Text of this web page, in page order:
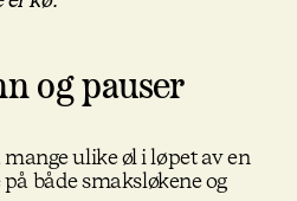
og pauser
ulike øl i løpet av en
både smaksløkene og